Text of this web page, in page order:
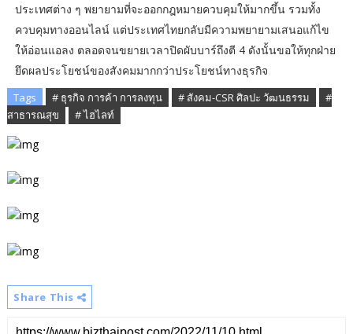
ประเทศต่าง ๆ พยายามที่จะออกกฎหมายควบคุมให้มากขึ้น รวมทั้ง
ควบคุมทางออนไลน์ แต่ประเทศไทยกลับมีความพยายามเสนอแก้ไข
ให้อ่อนแอลง ตลอดจนขยายเวลาปิดผับบาร์ถึงตี 4 ดังนั้นขอให้ทุกฝ่าย
ยึดผลประโยชน์ของสังคมมากกว่าประโยชน์ทางธุรกิจ
Tags # ธุรกิจ การค้า การลงทุน # สังคม-CSR ศิลปะ วัฒนธรรม
#
สาธารณสุข
# ไฮไลท์
Share This